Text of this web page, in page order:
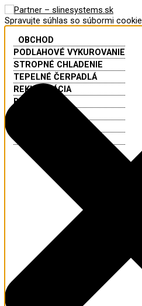
Spravujte súhlas so súbormi cookie
Funkčné
Predvoľby
Štatistiky
Marketing
Preskočiť
na
obsah
OBCHOD
PODLAHOVÉ VYKUROVANIE
STROPNÉ CHLADENIE
TEPELNÉ ČERPADLÁ
REKUPERÁCIA
BALÍKY
VÝPREDAJ